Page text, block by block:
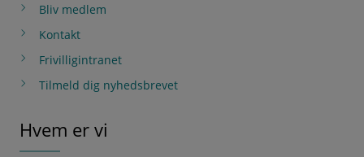
Bliv medlem
Kontakt
Frivilligintranet
Tilmeld dig nyhedsbrevet
Hvem er vi